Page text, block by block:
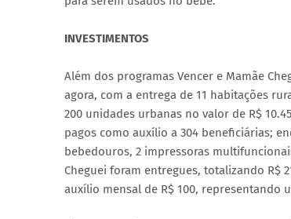
INVESTIMENTOS
Além dos programas Vencer e Mamãe
agora, com a entrega de 11 habitações
200 unidades urbanas no valor de R$
pagos como auxílio a 304 beneficiárias;
bebedouros, 2 impressoras
Cheguei foram entregues, totalizando R$
auxílio mensal de R$ 100, representando